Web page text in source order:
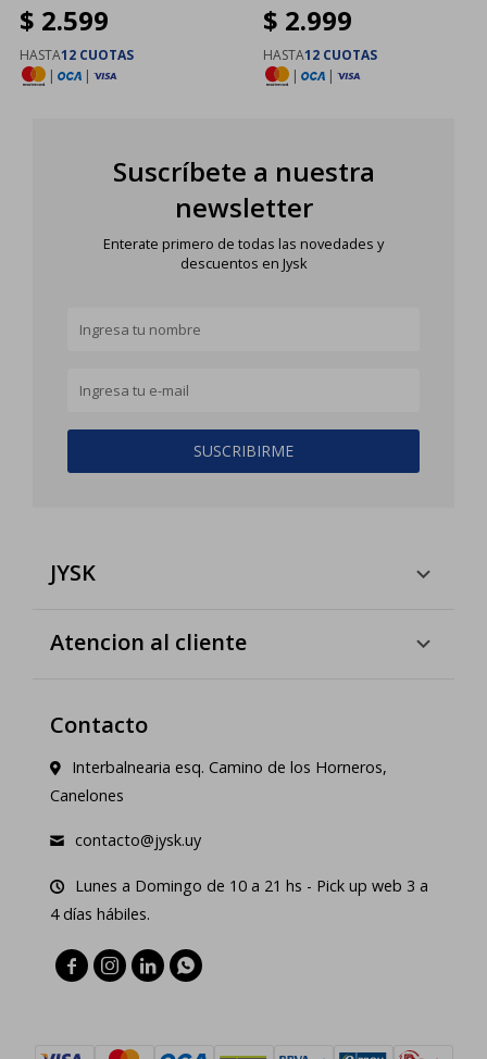
$ 2.599
HASTA12 CUOTAS
|
|
$ 2.999
HASTA12 CUOTAS
|
|
Suscríbete a nuestra
newsletter
Enterate primero de todas las novedades y
descuentos en Jysk
SUSCRIBIRME
JYSK
Atencion al cliente
Contacto
Interbalnearia esq. Camino de los Horneros,
Canelones
contacto@jysk.uy
Lunes a Domingo de 10 a 21 hs - Pick up web 3 a
4 días hábiles.
   